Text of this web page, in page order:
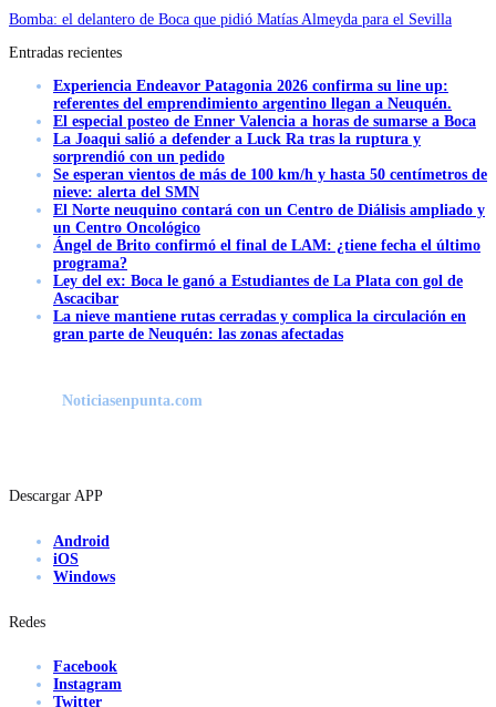
Bomba: el delantero de Boca que pidió Matías Almeyda para el Sevilla
Entradas recientes
Experiencia Endeavor Patagonia 2026 confirma su line up:
referentes del emprendimiento argentino llegan a Neuquén.
El especial posteo de Enner Valencia a horas de sumarse a Boca
La Joaqui salió a defender a Luck Ra tras la ruptura y
sorprendió con un pedido
Se esperan vientos de más de 100 km/h y hasta 50 centímetros de
nieve: alerta del SMN
El Norte neuquino contará con un Centro de Diálisis ampliado y
un Centro Oncológico
Ángel de Brito confirmó el final de LAM: ¿tiene fecha el último
programa?
Ley del ex: Boca le ganó a Estudiantes de La Plata con gol de
Ascacibar
La nieve mantiene rutas cerradas y complica la circulación en
gran parte de Neuquén: las zonas afectadas
Noticiasenpunta.com
Descargar APP
Android
iOS
Windows
Redes
Facebook
Instagram
Twitter